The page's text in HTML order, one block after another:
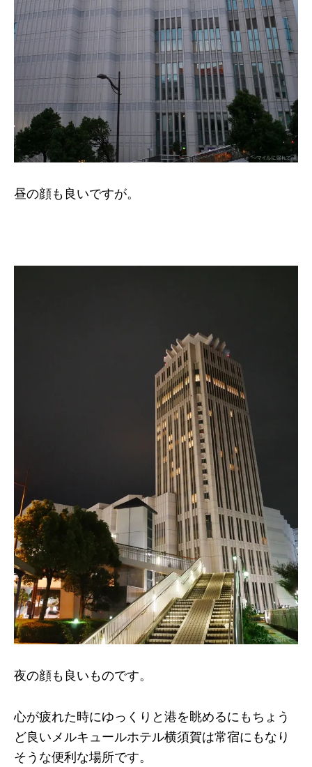
昼の顔も良いですが。
夜の顔も良いものです。
心が疲れた時にゆっくりと港を眺めるにもちょう
ど良いメルキュールホテル横須賀は常宿にもなり
そうな便利な場所です。